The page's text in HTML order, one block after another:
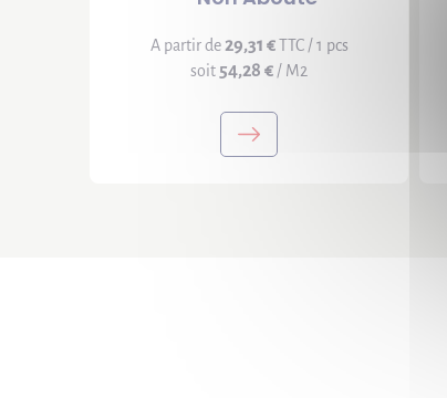
A partir de29,31 €TTC / 1 pcs
soit 54,28 € / M2